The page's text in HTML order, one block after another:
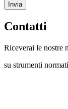
Invia
Contatti
Riceverai le nostre
su strumenti